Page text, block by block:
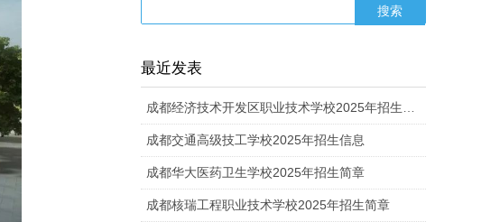
最近发表
成都交通高级技工学校2025年招生信息
成都华大医药卫生学校2025年招生简章
成都核瑞工程职业技术学校2025年招生简章